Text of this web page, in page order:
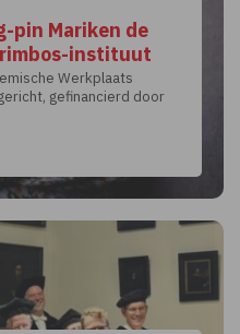
pin Mariken de
instituut
Werkplaats
gefinancierd door